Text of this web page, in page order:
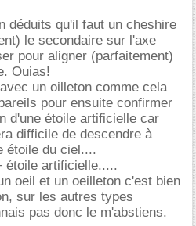
déduits qu'il faut un cheshire
le secondaire sur l'axe
pour aligner (parfaitement)
Ouias!
un oilleton comme cela
pour ensuite confirmer
d'une étoile artificielle car
difficile de descendre à
étoile du ciel....
étoile artificielle.....
oeil et un oeilleton c'est bien
sur les autres types
pas donc le m'abstiens.